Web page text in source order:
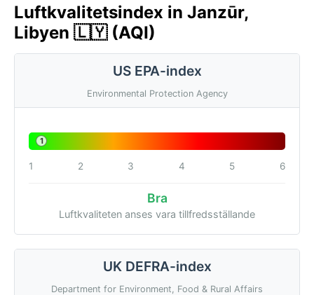
Luftkvalitetsindex in Janzūr,
Libyen 🇱🇾 (AQI)
US EPA-index
Environmental Protection Agency
1
1 2 3 4 5 6
Bra
Luftkvaliteten anses vara tillfredsställande
UK DEFRA-index
Department for Environment, Food & Rural Affairs